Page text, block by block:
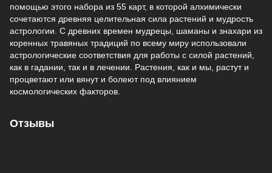
помощью этого набора из 55 карт, в которой алхимически
сочетаются древняя целительная сила растений и мудрость
астрологии. С древних времен мудрецы, шаманы и знахари из
коренных травяных традиций по всему миру использовали
астрологические соответствия для работы с силой растений,
как в гадании, так и в лечении. Растения, как и мы, растут и
процветают или вянут и болеют под влиянием
космологических факторов.
Отзывы